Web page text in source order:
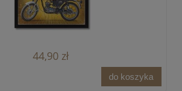
44,90 zł
do koszyka